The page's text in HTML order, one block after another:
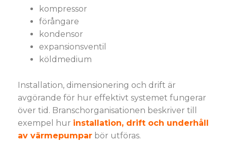
kompressor
förångare
kondensor
expansionsventil
köldmedium
Installation, dimensionering och drift är
avgörande för hur effektivt systemet fungerar
över tid. Branschorganisationen beskriver till
exempel hur installation, drift och underhåll
av värmepumpar bör utföras.